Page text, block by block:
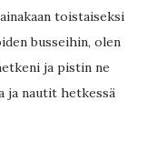
toistaiseksi
busseihin, olen
ja pistin ne
ja nautit hetkessä